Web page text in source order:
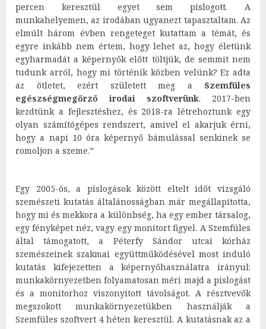
percen keresztül egyet sem pislogott. A
munkahelyemen, az irodában ugyanezt tapasztaltam. Az
elmúlt három évben rengeteget kutattam a témát, és
egyre inkább nem értem, hogy lehet az, hogy életünk
egyharmadát a képernyők előtt töltjük, de semmit nem
tudunk arról, hogy mi történik közben velünk? Ez adta
az ötletet, ezért született meg a Szemfüles
egészségmegőrző irodai szoftverünk. 2017-ben
kezdtünk a fejlesztéshez, és 2018-ra létrehoztunk egy
olyan számítógépes rendszert, amivel el akarjuk érni,
hogy a napi 10 óra képernyő bámulással senkinek se
romoljon a szeme.”
Egy 2005-ös, a pislogások között eltelt időt vizsgáló
szemészeti kutatás általánosságban már megállapította,
hogy mi és mekkora a különbség, ha egy ember társalog,
egy fényképet néz, vagy egy monitort figyel. A Szemfüles
által támogatott, a Péterfy Sándor utcai kórház
szemészeinek szakmai együttműködésével most induló
kutatás kifejezetten a képernyőhasználatra irányul:
munkakörnyezetben folyamatosan méri majd a pislogást
és a monitorhoz viszonyított távolságot. A résztvevők
megszokott munkakörnyezetükben használják a
Szemfüles szoftvert 4 héten keresztül. A kutatásnak az a